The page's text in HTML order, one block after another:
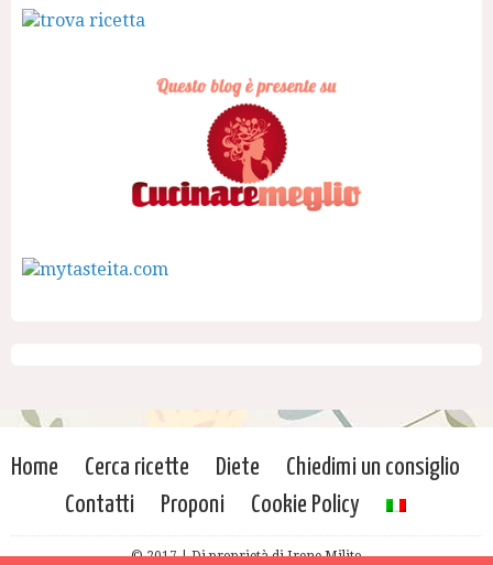
Home Cerca ricette Diete
Chiedimi un consiglio
Contatti
Proponi Cookie Policy
© 2017 | Di proprietà di Irene Milito